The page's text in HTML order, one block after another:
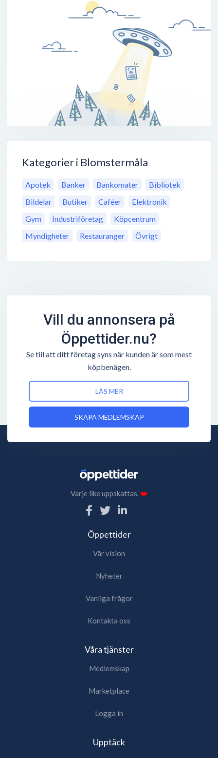
Kategorier i Blomstermåla
Apotek Banker Bankomater
Bibliotek
Bildelar
Butiker Caféer
Elektronik
Gym
Industriföretag
Köpcentrum
Myndigheter
Restauranger Övrigt
Vill du annonsera på
Öppettider.nu?
Se till att ditt företag syns när kunden är som mest
köpbenägen.
LÄS MER
SKAPA MEDLEMSKAP
Varje like uppskattas.❤️
Öppettider
Vår vision
Nyheter
Vanliga frågor
Kontakta oss
Våra tjänster
Medlemskap
Marketplace
Logga in
Upptäck